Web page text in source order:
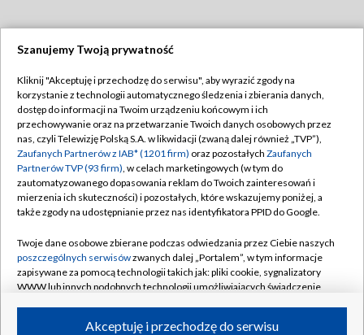
TVP
Abonament TVP
Emisja w TVP
Centrum informacji TVP
Naziemna Telewizja Cyfrowa
Rada Programowa
System NOS
Informacje o nadawcy
Regulamin TVP
Polityka prywatności
Moje zgody
Pomoc
Kontakt
Kanały
Szanujemy Twoją prywatność
Kliknij "Akceptuję i przechodzę do serwisu", aby wyrazić zgody na
korzystanie z technologii automatycznego śledzenia i zbierania danych,
dostęp do informacji na Twoim urządzeniu końcowym i ich
przechowywanie oraz na przetwarzanie Twoich danych osobowych przez
nas, czyli Telewizję Polską S.A. w likwidacji (zwaną dalej również „TVP”),
Zaufanych Partnerów z IAB* (1201 firm) oraz pozostałych Zaufanych
Partnerów TVP (93 firm), w celach marketingowych (w tym do
zautomatyzowanego dopasowania reklam do Twoich zainteresowań i
mierzenia ich skuteczności) i pozostałych, które wskazujemy poniżej, a
także zgody na udostępnianie przez nas identyfikatora PPID do Google.
Twoje dane osobowe zbierane podczas odwiedzania przez Ciebie naszych
poszczególnych serwisówzwanych dalej „Portalem”, w tym informacje
zapisywane za pomocą technologii takich jak: pliki cookie, sygnalizatory
WWW lub innych podobnych technologii umożliwiających świadczenie
ruchu w Internecie.Akceptuję i przechodzę do serwisu